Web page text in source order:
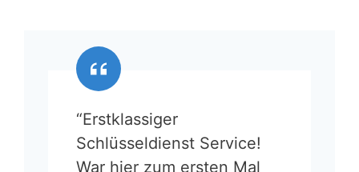
“Erstklassiger
Schlüsseldienst Service!
War hier zum ersten Mal